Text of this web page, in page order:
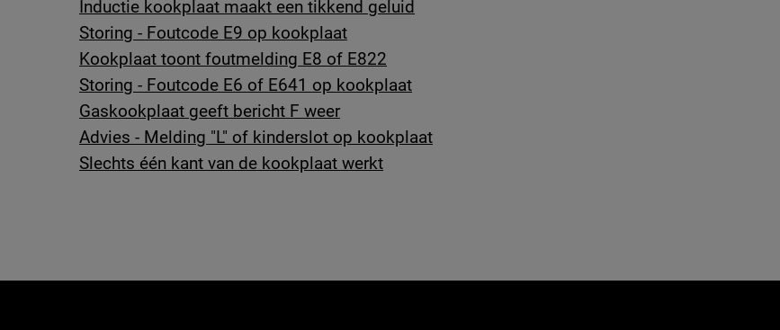
Inductie kookplaat maakt een tikkend geluid
Storing - Foutcode E9 op kookplaat
Kookplaat toont foutmelding E8 of E822
Storing - Foutcode E6 of E641 op kookplaat
Gaskookplaat geeft bericht F weer
Advies - Melding "L" of kinderslot op kookplaat
Slechts één kant van de kookplaat werkt